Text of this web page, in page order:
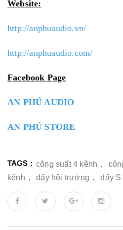
Website:
http://anphuaudio.vn/
http://anphuaudio.com/
Facebook Page
AN PHÚ AUDIO
AN PHÚ STORE
TAGS : công suất 4 kênh ,
kênh , đẩy hội trường , đẩy S